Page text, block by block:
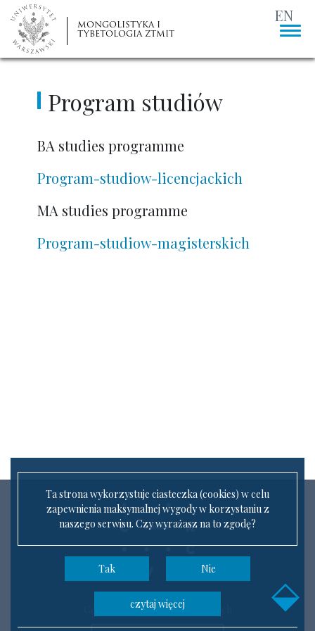
MONGOLISTYKA I
TYBETOLOGIA ZTMIT
EN
Ta strona wykorzystuje ciasteczka (cookies) w celu
zapewnienia maksymalnej wygody w korzystaniu z
naszego serwisu. Czy wyrażasz na to zgodę?
Tak Nie
czytaj więcej
Program studiów
BA studies programme
Program-studiow-licencjackich
MA studies programme
Program-studiow-magisterskich
Centrum Kompetencji Cyfrowych